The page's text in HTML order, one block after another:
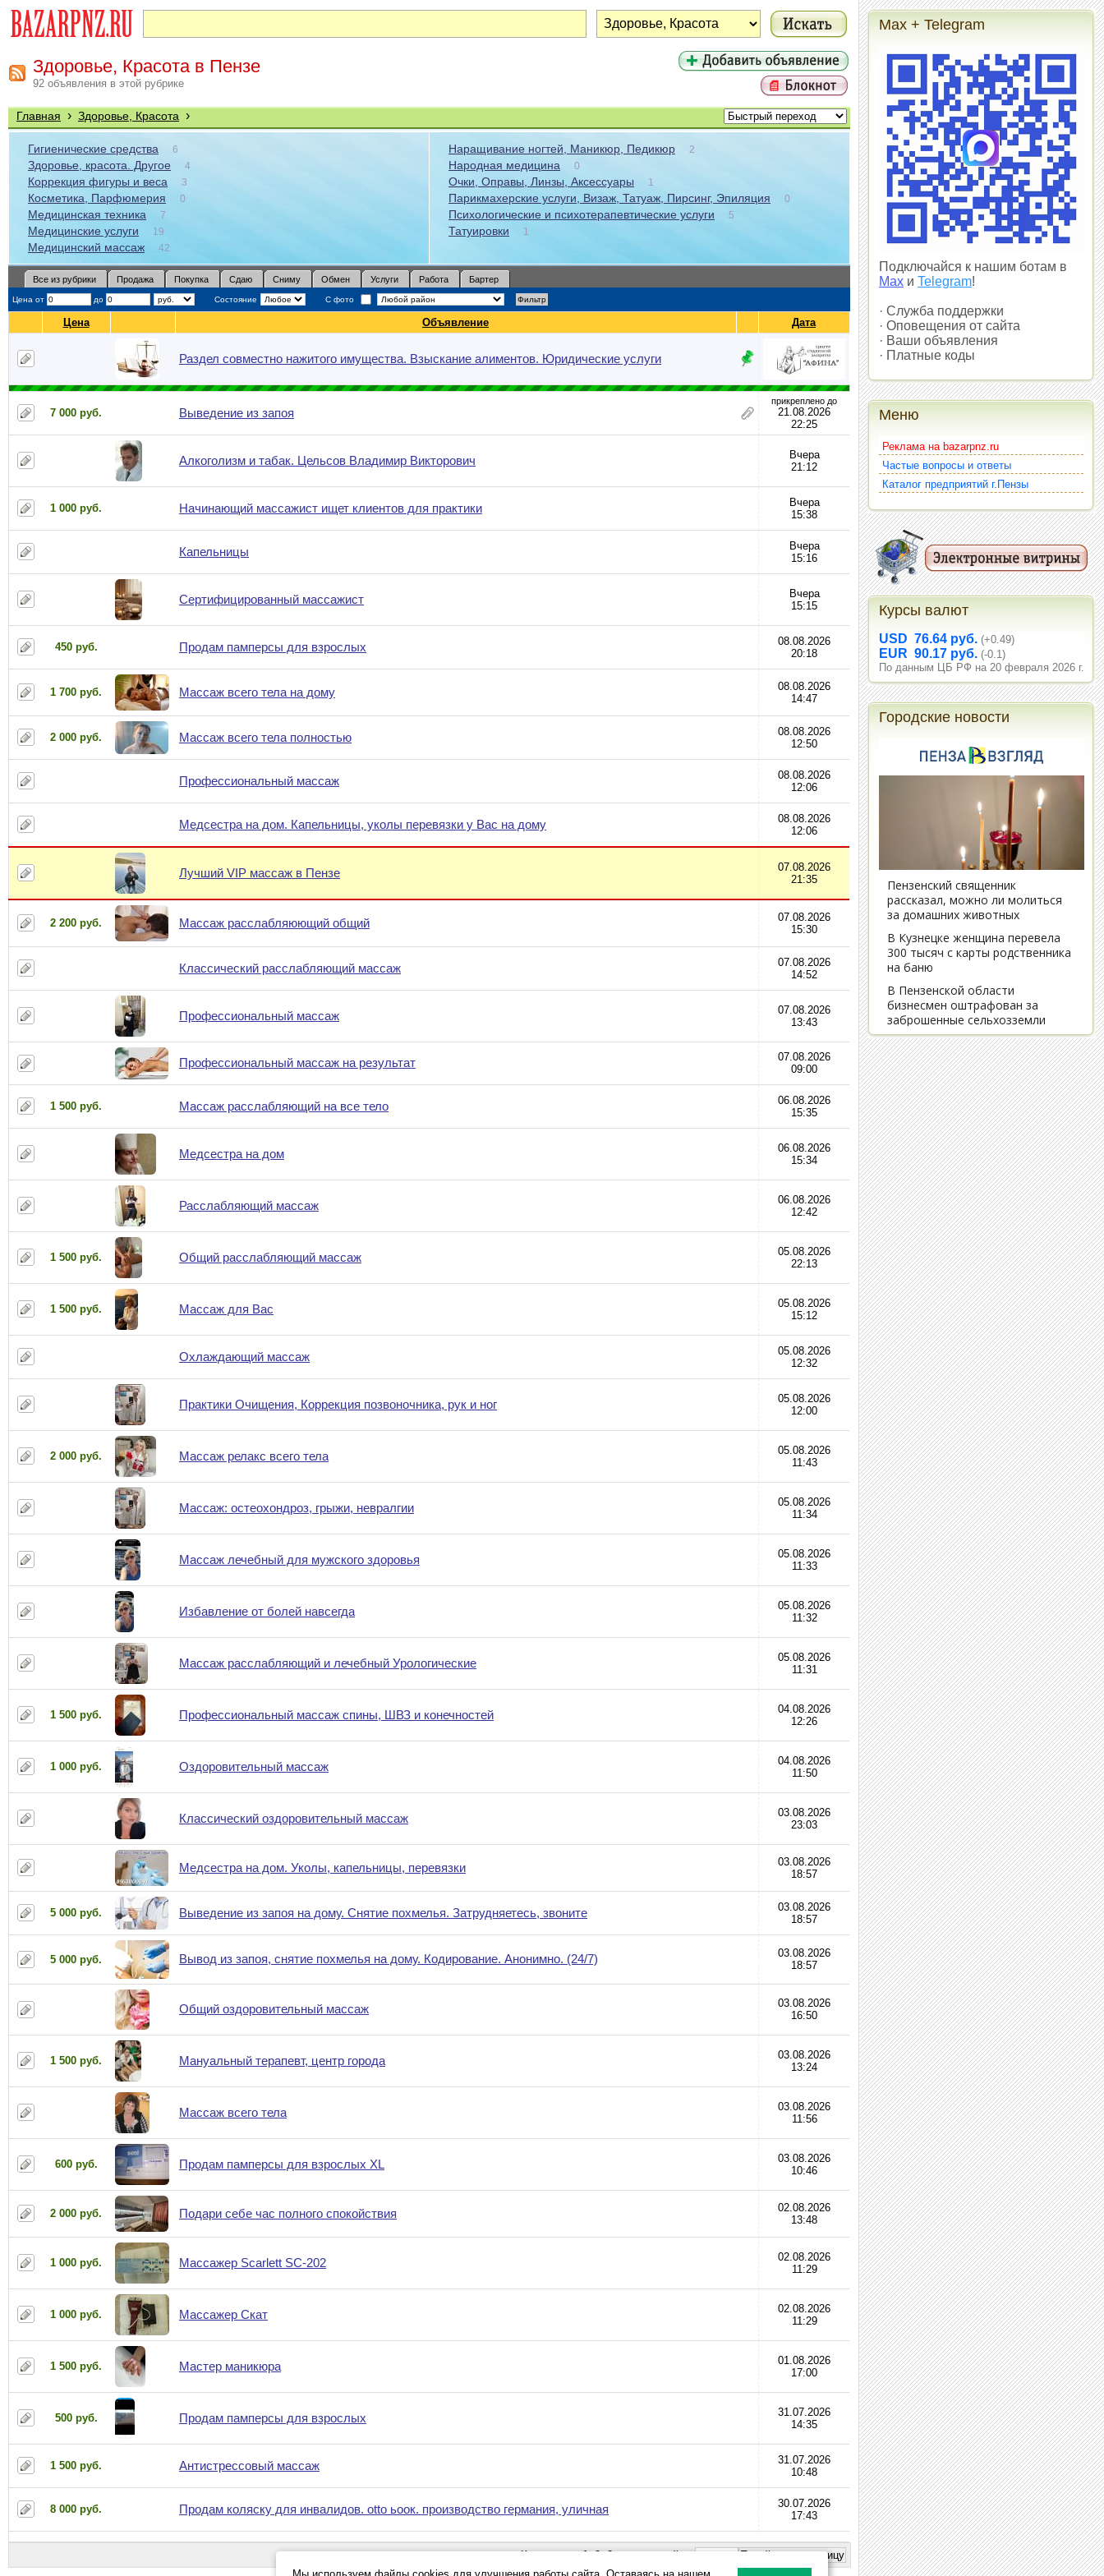
Здоровье, Красота в Пензе
92 объявления в этой рубрике
Главная › Здоровье, Красота ›
Гигиенические средства 6
Здоровье, красота. Другое 4
Коррекция фигуры и веса 3
Косметика, Парфюмерия 0
Медицинская техника 7
Медицинские услуги 19
Медицинский массаж 42
Наращивание ногтей, Маникюр, Педикюр 2
Народная медицина 0
Очки, Оправы, Линзы, Аксессуары 1
Парикмахерские услуги, Визаж, Татуаж, Пирсинг, Эпиляция 0
Психологические и психотерапевтические услуги 5
Татуировки 1
Все из рубрики Продажа Покупка Сдаю Сниму Обмен Услуги Работа Бартер
Цена от до Состояние С фото
Цена Объявление Дата
Раздел совместно нажитого имущества. Взыскание алиментов. Юридические услуги
7 000 руб. Выведение из запоя
прикреплено до
21.08.2026
22:25
Алкоголизм и табак. Цельсов Владимир Викторович
Вчера
21:12
1 000 руб. Начинающий массажист ищет клиентов для практики
Вчера
15:38
Капельницы
Вчера
15:16
Сертифицированный массажист
Вчера
15:15
450 руб. Продам памперсы для взрослых
08.08.2026
20:18
1 700 руб. Массаж всего тела на дому
08.08.2026
14:47
2 000 руб. Массаж всего тела полностью
08.08.2026
12:50
Профессиональный массаж
08.08.2026
12:06
Медсестра на дом. Капельницы, уколы перевязки у Вас на дому
08.08.2026
12:06
Лучший VIP массаж в Пензе
07.08.2026
21:35
2 200 руб. Массаж расслабляюющий общий
07.08.2026
15:30
Классический расслабляющий массаж
07.08.2026
14:52
Профессиональный массаж
07.08.2026
13:43
Профессиональный массаж на результат
07.08.2026
09:00
1 500 руб. Массаж расслабляющий на все тело
06.08.2026
15:35
Медсестра на дом
06.08.2026
15:34
Расслабляющий массаж
06.08.2026
12:42
1 500 руб. Общий расслабляющий массаж
05.08.2026
22:13
1 500 руб. Массаж для Вас
05.08.2026
15:12
Охлаждающий массаж
05.08.2026
12:32
Практики Очищения, Коррекция позвоночника, рук и ног
05.08.2026
12:00
2 000 руб. Массаж релакс всего тела
05.08.2026
11:43
Массаж: остеохондроз, грыжи, невралгии
05.08.2026
11:34
Массаж лечебный для мужского здоровья
05.08.2026
11:33
Избавление от болей навсегда
05.08.2026
11:32
Массаж расслабляющий и лечебный Урологические
05.08.2026
11:31
1 500 руб. Профессиональный массаж спины, ШВЗ и конечностей
04.08.2026
12:26
1 000 руб. Оздоровительный массаж
04.08.2026
11:50
Классический оздоровительный массаж
03.08.2026
23:03
Медсестра на дом. Уколы, капельницы, перевязки
03.08.2026
18:57
5 000 руб. Выведение из запоя на дому. Снятие похмелья. Затрудняетесь, звоните
03.08.2026
18:57
5 000 руб. Вывод из запоя, снятие похмелья на дому. Кодирование. Анонимно. (24/7)
03.08.2026
18:57
Общий оздоровительный массаж
03.08.2026
16:50
1 500 руб. Мануальный терапевт, центр города
03.08.2026
13:24
Массаж всего тела
03.08.2026
11:56
600 руб. Продам памперсы для взрослых XL
03.08.2026
10:46
2 000 руб. Подари себе час полного спокойствия
02.08.2026
13:48
1 000 руб. Массажер Scarlett SC-202
02.08.2026
11:29
1 000 руб. Массажер Скат
02.08.2026
11:29
1 500 руб. Мастер маникюра
01.08.2026
17:00
500 руб. Продам памперсы для взрослых
31.07.2026
14:35
1 500 руб. Антистрессовый массаж
31.07.2026
10:48
8 000 руб. Продам коляску для инвалидов. otto ьоок. производство германия, уличная
30.07.2026
17:43
К странице:1,2,3 следующей
Max + Telegram
Подключайся к нашим ботам в
Max и Telegram!
· Служба поддержки
· Оповещения от сайта
· Ваши объявления
· Платные коды
Меню
Реклама на bazarpnz.ru
Частые вопросы и ответы
Каталог предприятий г.Пензы
Курсы валют
USD 76.64 руб. (+0.49)
EUR 90.17 руб. (-0.1)
По данным ЦБ РФ на 20 февраля 2026 г.
Городские новости